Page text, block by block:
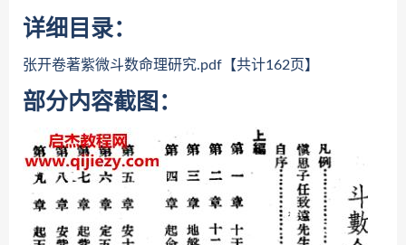
详细目录：
张开卷著紫微斗数命理研究.pdf【共计162页】
部分内容截图：